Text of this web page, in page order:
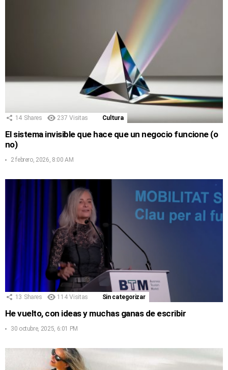
14 Shares 237 Visitas Cultura
El sistema invisible que hace que un negocio funcione (o
no)
2 febrero, 2026, 8:00 AM
13 Shares 114 Visitas Sin categorizar
He vuelto, con ideas y muchas ganas de escribir
30 octubre, 2025, 6:01 PM